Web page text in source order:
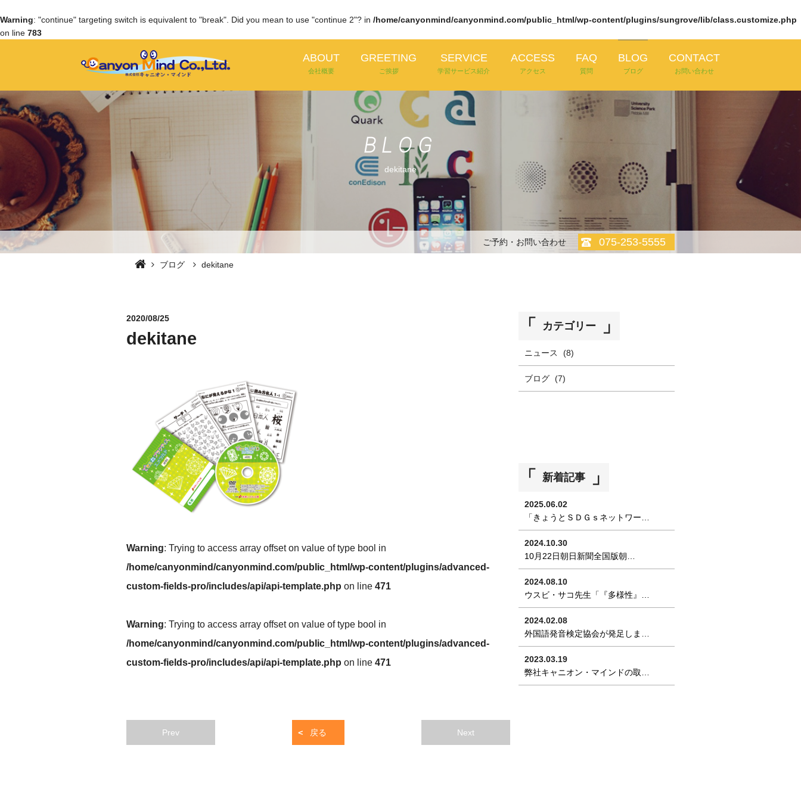
Warning: "continue" targeting switch is equivalent to "break". Did you mean to use "continue 2"? in /home/canyonmind/canyonmind.com/public_html/wp-content/plugins/sungrove/lib/class.customize.php
on line 783
ABOUT
会社概要
GREETING
ご挨拶
SERVICE
学習サービス紹介
ACCESS
アクセス
FAQ
質問
BLOG
ブログ
CONTACT
お問い合わせ
BLOG
dekitane
ご予約・お問い合わせ 075-253-5555
ブログ dekitane
2020/08/25
dekitane
Warning: Trying to access array offset on value of type bool in
/home/canyonmind/canyonmind.com/public_html/wp-content/plugins/advanced-
custom-fields-pro/includes/api/api-template.php on line 471
Warning: Trying to access array offset on value of type bool in
/home/canyonmind/canyonmind.com/public_html/wp-content/plugins/advanced-
custom-fields-pro/includes/api/api-template.php on line 471
Prev 戻る Next
カテゴリー
ニュース (8)
ブログ (7)
新着記事
2025.06.02
「きょうとＳＤＧｓネットワー…
2024.10.30
10月22日朝日新聞全国版朝…
2024.08.10
ウスビ・サコ先生「『多様性』…
2024.02.08
外国語発音検定協会が発足しま…
2023.03.19
弊社キャニオン・マインドの取…